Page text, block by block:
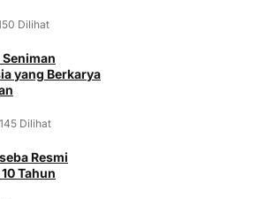
Dilihat
yang Berkarya
145 Dilihat
Resmi
Tahun